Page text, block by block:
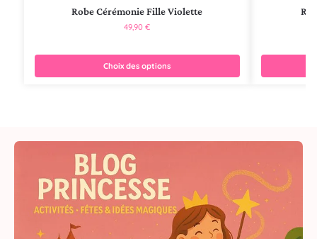
Robe Cérémonie Fille Violette
49,90€
Choix des options